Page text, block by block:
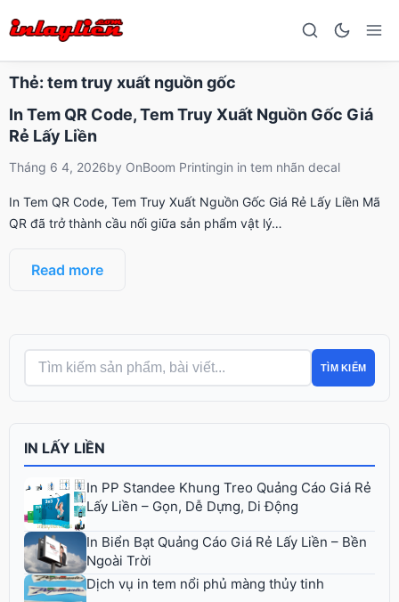
Thẻ: tem truy xuất nguồn gốc
In Tem QR Code, Tem Truy Xuất Nguồn Gốc Giá
Rẻ Lấy Liền
Tháng 6 4, 2026by OnBoom Printingin in tem nhãn decal
In Tem QR Code, Tem Truy Xuất Nguồn Gốc Giá Rẻ Lấy Liền Mã
QR đã trở thành cầu nối giữa sản phẩm vật lý…
Read more
TÌM KIẾM
IN LẤY LIỀN
In PP Standee Khung Treo Quảng Cáo Giá Rẻ
Lấy Liền – Gọn, Dễ Dựng, Di Động
In Biển Bạt Quảng Cáo Giá Rẻ Lấy Liền – Bền
Ngoài Trời
Dịch vụ in tem nổi phủ màng thủy tinh